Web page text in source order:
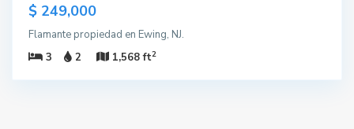
$ 249,000
Flamante propiedad en Ewing, NJ.
3
2 1,568 ft2